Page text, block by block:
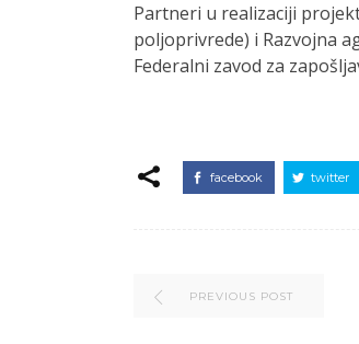
Partneri u realizaciji
poljoprivrede) i Razvojna
Federalni zavod za
facebook twitter
PREVIOUS POST